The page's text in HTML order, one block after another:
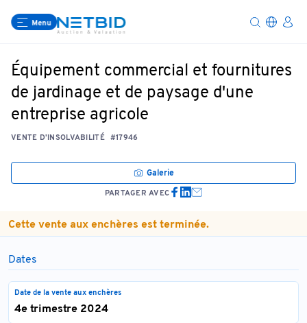
Menu
Équipement commercial et fournitures
de jardinage et de paysage d'une
entreprise agricole
VENTE D'INSOLVABILITÉ #17946
Galerie
PARTAGER AVEC
Cette vente aux enchères est terminée.
Dates
Date de la vente aux enchères
4e trimestre 2024